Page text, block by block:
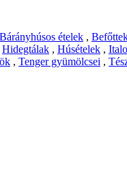
Bárányhúsos ételek ,
Hidegtálak , Húsételek ,
, Tenger gyümölcsei ,